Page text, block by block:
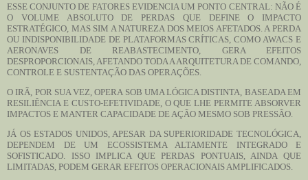
ESSE CONJUNTO DE FATORES EVIDENCIA UM PONTO CENTRAL: NÃO É
O VOLUME ABSOLUTO DE PERDAS QUE DEFINE O IMPACTO
ESTRATÉGICO, MAS SIM A NATUREZA DOS MEIOS AFETADOS. A PERDA
OU INDISPONIBILIDADE DE PLATAFORMAS CRÍTICAS, COMO AWACS E
AERONAVES DE REABASTECIMENTO, GERA EFEITOS
DESPROPORCIONAIS, AFETANDO TODA A ARQUITETURA DE COMANDO,
CONTROLE E SUSTENTAÇÃO DAS OPERAÇÕES.
O IRÃ, POR SUA VEZ, OPERA SOB UMA LÓGICA DISTINTA, BASEADA EM
RESILIÊNCIA E CUSTO-EFETIVIDADE, O QUE LHE PERMITE ABSORVER
IMPACTOS E MANTER CAPACIDADE DE AÇÃO MESMO SOB PRESSÃO.
JÁ OS ESTADOS UNIDOS, APESAR DA SUPERIORIDADE TECNOLÓGICA,
DEPENDEM DE UM ECOSSISTEMA ALTAMENTE INTEGRADO E
SOFISTICADO. ISSO IMPLICA QUE PERDAS PONTUAIS, AINDA QUE
LIMITADAS, PODEM GERAR EFEITOS OPERACIONAIS AMPLIFICADOS.